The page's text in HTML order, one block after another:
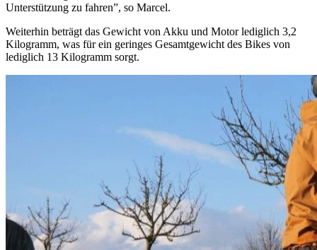
Unterstützung zu fahren”, so Marcel.
Weiterhin beträgt das Gewicht von Akku und Motor lediglich 3,2
Kilogramm, was für ein geringes Gesamtgewicht des Bikes von
lediglich 13 Kilogramm sorgt.